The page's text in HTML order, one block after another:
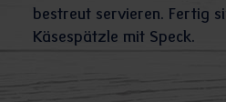
bestreut servieren. Fertig
Käsespätzle mit Speck.